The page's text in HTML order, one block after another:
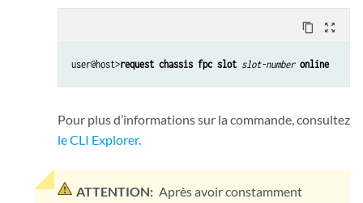
content_copy zoom_out_map
user@host>request chassis fpc slot slot-number online
Pour plus d’informations sur la commande, consultez
le CLI Explorer.
ATTENTION: Après avoir constamment